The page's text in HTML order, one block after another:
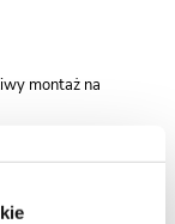
montaż na
czystości